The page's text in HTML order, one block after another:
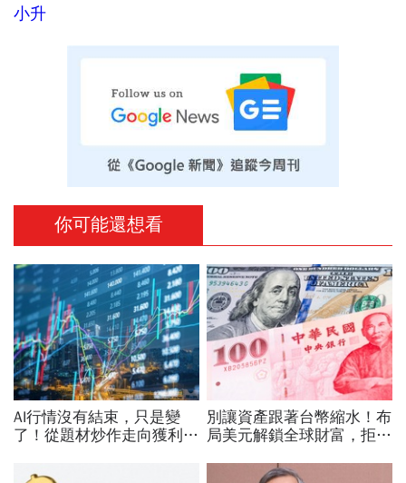
小升
你可能還想看
AI行情沒有結束，只是變
了！從題材炒作走向獲利驗
別讓資產跟著台幣縮水！布
局美元解鎖全球財富，拒絕
造高防禦資產